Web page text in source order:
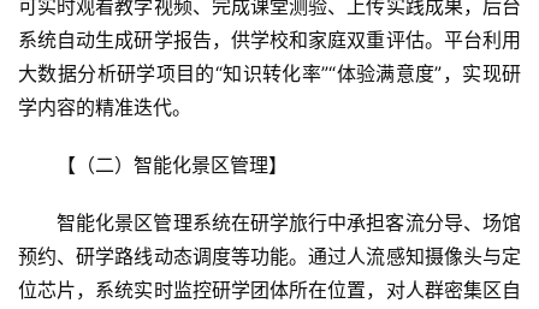
可实时观看教学视频、完成课堂测验、上传实践成果，后台
系统自动生成研学报告，供学校和家庭双重评估。平台利用
大数据分析研学项目的“知识转化率”“体验满意度”，实现研
学内容的精准迭代。
【（二）智能化景区管理】
智能化景区管理系统在研学旅行中承担客流分导、场馆
预约、研学路线动态调度等功能。通过人流感知摄像头与定
位芯片，系统实时监控研学团体所在位置，对人群密集区自